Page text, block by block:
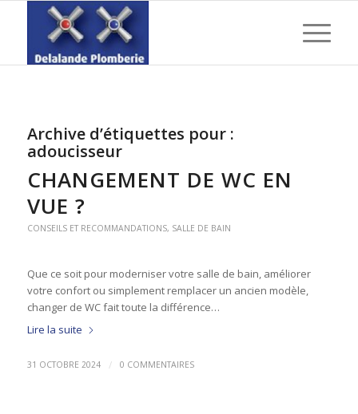
Archive d’étiquettes pour :
adoucisseur
CHANGEMENT DE WC EN
VUE ?
CONSEILS ET RECOMMANDATIONS, SALLE DE BAIN
Que ce soit pour moderniser votre salle de bain, améliorer
votre confort ou simplement remplacer un ancien modèle,
changer de WC fait toute la différence…
Lire la suite
31 OCTOBRE 2024 / 0 COMMENTAIRES